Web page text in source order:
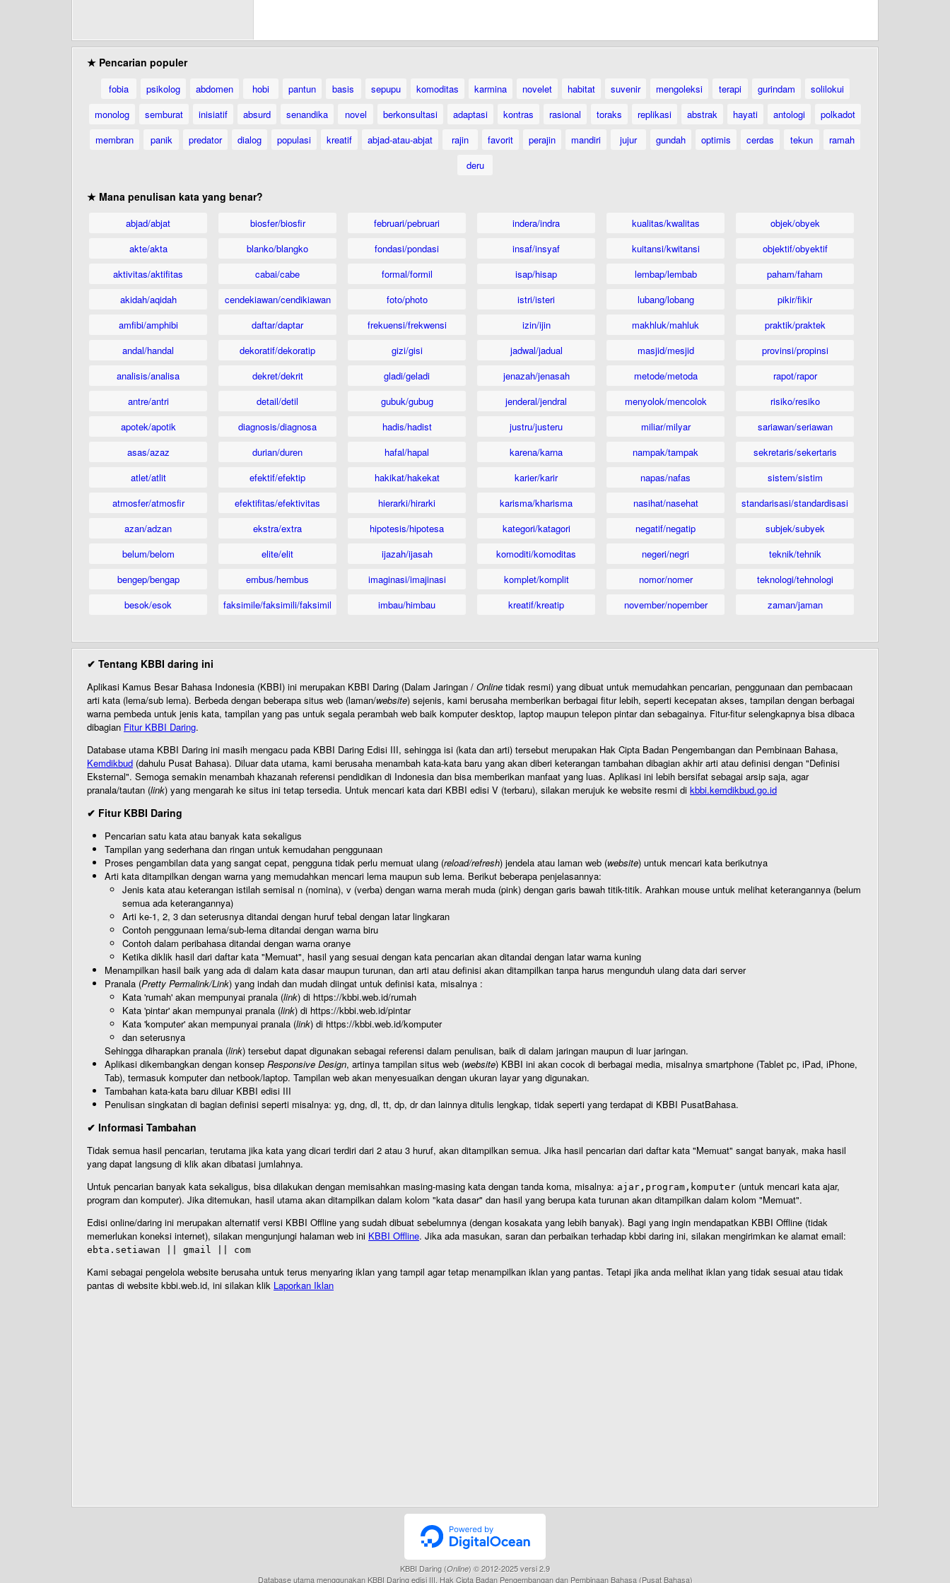
★ Pencarian populer
fobia psikolog abdomen hobi pantun basis sepupu komoditas karmina novelet habitat suvenir mengoleksi terapi gurindam
solilokui
monolog
semburat inisiatif absurd senandika novel berkonsultasi adaptasi kontras rasional toraks replikasi abstrak hayati antologi
polkadot
membran
panik predator dialog populasi kreatif abjad-atau-abjat rajin favorit perajin mandiri jujur gundah optimis cerdas tekun
ramah
deru
★ Mana penulisan kata yang benar?
abjad/abjat
akte/akta
aktivitas/aktifitas
akidah/aqidah
amfibi/amphibi
andal/handal
analisis/analisa
antre/antri
apotek/apotik
asas/azaz
atlet/atlit
atmosfer/atmosfir
azan/adzan
belum/belom
bengep/bengap
besok/esok
biosfer/biosfir
blanko/blangko
cabai/cabe
cendekiawan/cendikiawan
daftar/daptar
dekoratif/dekoratip
dekret/dekrit
detail/detil
diagnosis/diagnosa
durian/duren
efektif/efektip
efektifitas/efektivitas
ekstra/extra
elite/elit
embus/hembus
faksimile/faksimili/faksimil
februari/pebruari
fondasi/pondasi
formal/formil
foto/photo
frekuensi/frekwensi
gizi/gisi
gladi/geladi
gubuk/gubug
hadis/hadist
hafal/hapal
hakikat/hakekat
hierarki/hirarki
hipotesis/hipotesa
ijazah/ijasah
imaginasi/imajinasi
imbau/himbau
indera/indra
insaf/insyaf
isap/hisap
istri/isteri
izin/ijin
jadwal/jadual
jenazah/jenasah
jenderal/jendral
justru/justeru
karena/karna
karier/karir
karisma/kharisma
kategori/katagori
komoditi/komoditas
komplet/komplit
kreatif/kreatip
kualitas/kwalitas
kuitansi/kwitansi
lembap/lembab
lubang/lobang
makhluk/mahluk
masjid/mesjid
metode/metoda
menyolok/mencolok
miliar/milyar
nampak/tampak
napas/nafas
nasihat/nasehat
negatif/negatip
negeri/negri
nomor/nomer
november/nopember
objek/obyek
objektif/obyektif
paham/faham
pikir/fikir
praktik/praktek
provinsi/propinsi
rapot/rapor
risiko/resiko
sariawan/seriawan
sekretaris/sekertaris
sistem/sistim
standarisasi/standardisasi
subjek/subyek
teknik/tehnik
teknologi/tehnologi
zaman/jaman
✔ Tentang KBBI daring ini
Aplikasi Kamus Besar Bahasa Indonesia (KBBI) ini merupakan KBBI Daring (Dalam Jaringan / Online tidak resmi) yang dibuat untuk memudahkan pencarian, penggunaan dan pembacaan
arti kata (lema/sub lema). Berbeda dengan beberapa situs web (laman/website) sejenis, kami berusaha memberikan berbagai fitur lebih, seperti kecepatan akses, tampilan dengan berbagai
warna pembeda untuk jenis kata, tampilan yang pas untuk segala perambah web baik komputer desktop, laptop maupun telepon pintar dan sebagainya. Fitur-fitur selengkapnya bisa dibaca
dibagian Fitur KBBI Daring.
Database utama KBBI Daring ini masih mengacu pada KBBI Daring Edisi III, sehingga isi (kata dan arti) tersebut merupakan Hak Cipta Badan Pengembangan dan Pembinaan Bahasa,
Kemdikbud (dahulu Pusat Bahasa). Diluar data utama, kami berusaha menambah kata-kata baru yang akan diberi keterangan tambahan dibagian akhir arti atau definisi dengan "Definisi
Eksternal". Semoga semakin menambah khazanah referensi pendidikan di Indonesia dan bisa memberikan manfaat yang luas. Aplikasi ini lebih bersifat sebagai arsip saja, agar
pranala/tautan (link) yang mengarah ke situs ini tetap tersedia. Untuk mencari kata dari KBBI edisi V (terbaru), silakan merujuk ke website resmi di kbbi.kemdikbud.go.id
✔ Fitur KBBI Daring
Pencarian satu kata atau banyak kata sekaligus
Tampilan yang sederhana dan ringan untuk kemudahan penggunaan
Proses pengambilan data yang sangat cepat, pengguna tidak perlu memuat ulang (reload/refresh) jendela atau laman web (website) untuk mencari kata berikutnya
Arti kata ditampilkan dengan warna yang memudahkan mencari lema maupun sub lema. Berikut beberapa penjelasannya:
Jenis kata atau keterangan istilah semisal n (nomina), v (verba) dengan warna merah muda (pink) dengan garis bawah titik-titik. Arahkan mouse untuk melihat keterangannya (belum
semua ada keterangannya)
Arti ke-1, 2, 3 dan seterusnya ditandai dengan huruf tebal dengan latar lingkaran
Contoh penggunaan lema/sub-lema ditandai dengan warna biru
Contoh dalam peribahasa ditandai dengan warna oranye
Ketika diklik hasil dari daftar kata "Memuat", hasil yang sesuai dengan kata pencarian akan ditandai dengan latar warna kuning
Menampilkan hasil baik yang ada di dalam kata dasar maupun turunan, dan arti atau definisi akan ditampilkan tanpa harus mengunduh ulang data dari server
Pranala (Pretty Permalink/Link) yang indah dan mudah diingat untuk definisi kata, misalnya :
Kata 'rumah' akan mempunyai pranala (link) di https://kbbi.web.id/rumah
Kata 'pintar' akan mempunyai pranala (link) di https://kbbi.web.id/pintar
Kata 'komputer' akan mempunyai pranala (link) di https://kbbi.web.id/komputer
dan seterusnya
Sehingga diharapkan pranala (link) tersebut dapat digunakan sebagai referensi dalam penulisan, baik di dalam jaringan maupun di luar jaringan.
Aplikasi dikembangkan dengan konsep Responsive Design, artinya tampilan situs web (website) KBBI ini akan cocok di berbagai media, misalnya smartphone (Tablet pc, iPad, iPhone,
Tab), termasuk komputer dan netbook/laptop. Tampilan web akan menyesuaikan dengan ukuran layar yang digunakan.
Tambahan kata-kata baru diluar KBBI edisi III
Penulisan singkatan di bagian definisi seperti misalnya: yg, dng, dl, tt, dp, dr dan lainnya ditulis lengkap, tidak seperti yang terdapat di KBBI PusatBahasa.
✔ Informasi Tambahan
Tidak semua hasil pencarian, terutama jika kata yang dicari terdiri dari 2 atau 3 huruf, akan ditampilkan semua. Jika hasil pencarian dari daftar kata "Memuat" sangat banyak, maka hasil
yang dapat langsung di klik akan dibatasi jumlahnya.
Untuk pencarian banyak kata sekaligus, bisa dilakukan dengan memisahkan masing-masing kata dengan tanda koma, misalnya: ajar,program,komputer (untuk mencari kata ajar,
program dan komputer). Jika ditemukan, hasil utama akan ditampilkan dalam kolom "kata dasar" dan hasil yang berupa kata turunan akan ditampilkan dalam kolom "Memuat".
Edisi online/daring ini merupakan alternatif versi KBBI Offline yang sudah dibuat sebelumnya (dengan kosakata yang lebih banyak). Bagi yang ingin mendapatkan KBBI Offline (tidak
memerlukan koneksi internet), silakan mengunjungi halaman web ini KBBI Offline. Jika ada masukan, saran dan perbaikan terhadap kbbi daring ini, silakan mengirimkan ke alamat email:
ebta.setiawan || gmail || com
Kami sebagai pengelola website berusaha untuk terus menyaring iklan yang tampil agar tetap menampilkan iklan yang pantas. Tetapi jika anda melihat iklan yang tidak sesuai atau tidak
pantas di website kbbi.web.id, ini silakan klik Laporkan Iklan
KBBI Daring (Online) © 2012-2025 versi 2.9
Database utama menggunakan KBBI Daring edisi III, Hak Cipta Badan Pengembangan dan Pembinaan Bahasa (Pusat Bahasa)